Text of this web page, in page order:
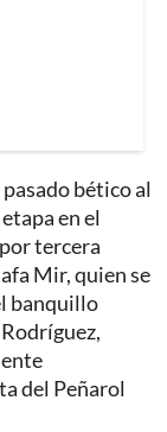
bético al
en el
tercera
Mir, quien se
banquillo
del Peñarol